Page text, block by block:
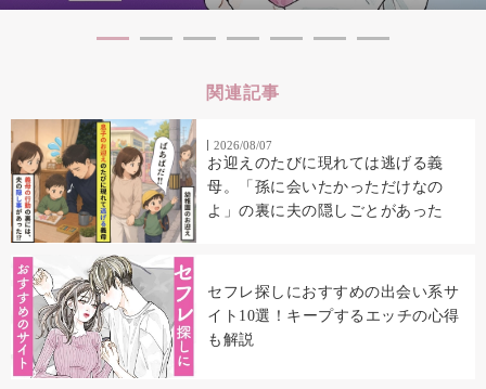
関連記事
2026/08/07
お迎えのたびに現れては逃げる義
母。「孫に会いたかっただけなの
よ」の裏に夫の隠しごとがあった
セフレ探しにおすすめの出会い系サ
イト10選！キープするエッチの心得
も解説